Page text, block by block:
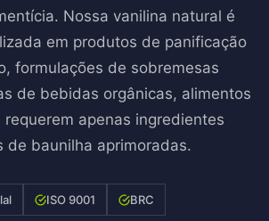
Nossa vanilina natural é
em produtos de panificação
formulações de sobremesas
de bebidas orgânicas, alimentos
apenas ingredientes
de baunilha aprimoradas.
ISO 9001 BRC